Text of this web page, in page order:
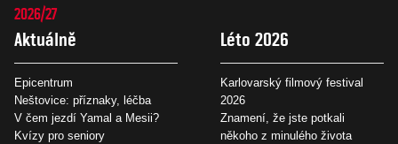
2026/27
Aktuálně
Epicentrum
Neštovice: příznaky, léčba
V čem jezdí Yamal a Mesii?
Kvízy pro seniory
Léto 2026
Karlovarský filmový festival
2026
Znamení, že jste potkali
někoho z minulého života